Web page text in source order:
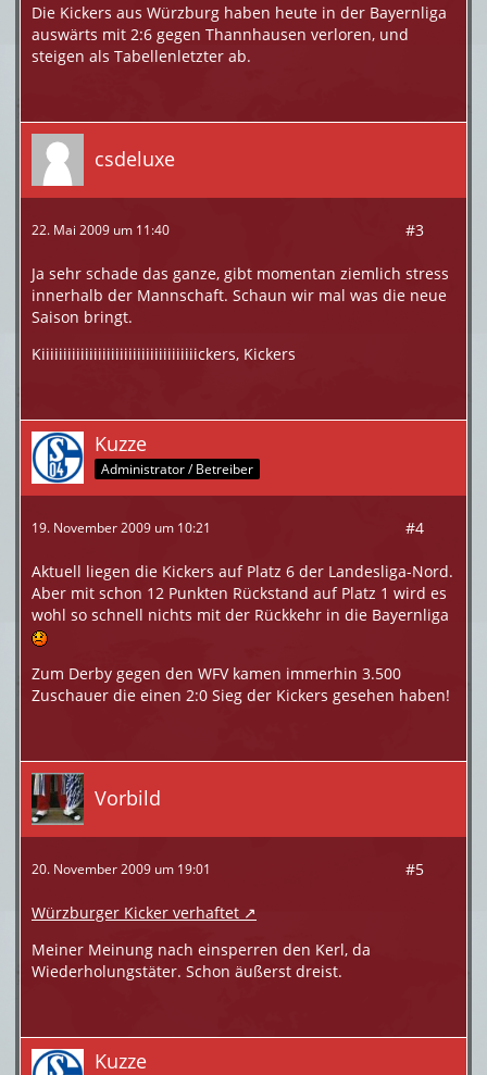
Die Kickers aus Würzburg haben heute in der Bayernliga
auswärts mit 2:6 gegen Thannhausen verloren, und
steigen als Tabellenletzter ab.
csdeluxe
22. Mai 2009 um 11:40 #3
Ja sehr schade das ganze, gibt momentan ziemlich stress
innerhalb der Mannschaft. Schaun wir mal was die neue
Saison bringt.
Kiiiiiiiiiiiiiiiiiiiiiiiiiiiiiiiiiiiickers, Kickers
Kuzze
Administrator / Betreiber
19. November 2009 um 10:21 #4
Aktuell liegen die Kickers auf Platz 6 der Landesliga-Nord.
Aber mit schon 12 Punkten Rückstand auf Platz 1 wird es
wohl so schnell nichts mit der Rückkehr in die Bayernliga
Zum Derby gegen den WFV kamen immerhin 3.500
Zuschauer die einen 2:0 Sieg der Kickers gesehen haben!
Vorbild
20. November 2009 um 19:01 #5
Würzburger Kicker verhaftet
Meiner Meinung nach einsperren den Kerl, da
Wiederholungstäter. Schon äußerst dreist.
Kuzze